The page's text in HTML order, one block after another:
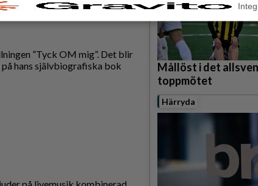
”Tyck OM mig”. Det blir
hans självbiografiska bok
Mållöst i det
toppmötet
Härryda